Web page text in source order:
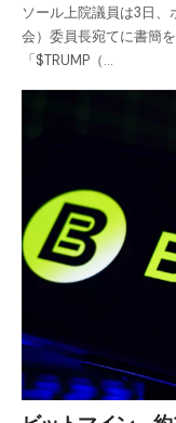
ソール上院議員は3日、
会）委員長宛てに書簡
「$TRUMP（…